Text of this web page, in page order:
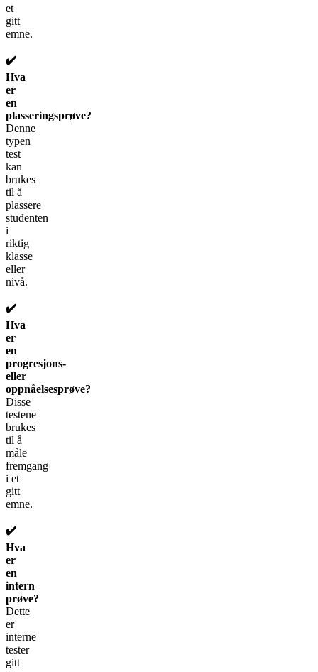
et
gitt
emne.
✔️
Hva
er
en
plasseringsprøve?
Denne
typen
test
kan
brukes
til å
plassere
studenten
i
riktig
klasse
eller
nivå.
✔️
Hva
er
en
progresjons-
eller
oppnåelsesprøve?
Disse
testene
brukes
til å
måle
fremgang
i et
gitt
emne.
✔️
Hva
er
en
intern
prøve?
Dette
er
interne
tester
gitt